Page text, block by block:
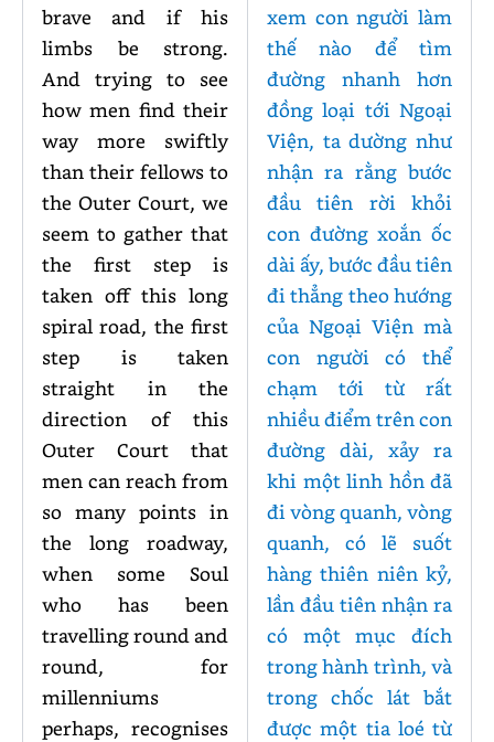
brave and if his
limbs be strong.
And trying to see
how men find their
way more swiftly
than their fellows to
the Outer Court, we
seem to gather that
the first step is
taken off this long
spiral road, the first
step is taken
straight in the
direction of this
Outer Court that
men can reach from
so many points in
the long roadway,
when some Soul
who has been
travelling round and
round, for
millenniums
perhaps, recognises
xem con người làm
thế nào để tìm
đường nhanh hơn
đồng loại tới Ngoại
Viện, ta dường như
nhận ra rằng bước
đầu tiên rời khỏi
con đường xoắn ốc
dài ấy, bước đầu tiên
đi thẳng theo hướng
của Ngoại Viện mà
con người có thể
chạm tới từ rất
nhiều điểm trên con
đường dài, xảy ra
khi một linh hồn đã
đi vòng quanh, vòng
quanh, có lẽ suốt
hàng thiên niên kỷ,
lần đầu tiên nhận ra
có một mục đích
trong hành trình, và
trong chốc lát bắt
được một tia loé từ